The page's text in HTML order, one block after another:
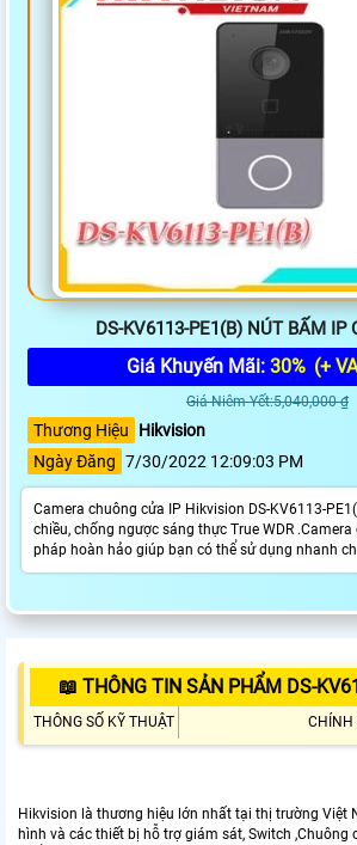
DS-KV6113-PE1(B) NÚT BẤM IP
Giá Khuyến Mãi: 30% (+
Giá Niêm Yết:5,040,000 ₫
Thương Hiệu
Hikvision
Ngày Đăng 7/30/2022 12:09:03 PM
Camera chuông cửa IP Hikvision DS-KV6113-
chiều, chống ngược sáng thực True WDR
pháp hoàn hảo giúp bạn có thể sử dụng nhanh
📖 THÔNG TIN SẢN PHẨM DS-
THÔNG SỐ KỸ THUẬT CHÍNH
Hikvision là thương hiệu lớn nhất tại thị trường Việt
hình và các thiết bị hỗ trợ giám sát, Switch ,Chuông